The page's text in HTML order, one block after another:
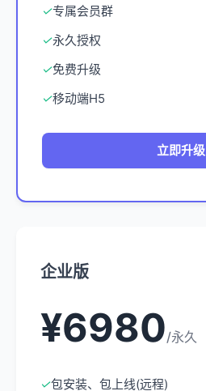
✓专属会员群
✓永久授权
✓免费升级
✓移动端H5
立即升级
企业版
¥6980/永久
✓包安装、包上线(远程)